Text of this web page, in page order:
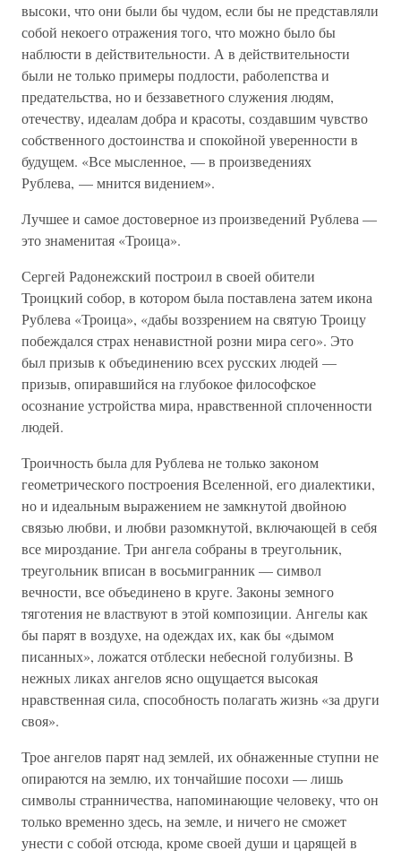
высоки, что они были бы чудом, если бы не представляли
собой некоего отражения того, что можно было бы
наблюсти в действительности. А в действительности
были не только примеры подлости, раболепства и
предательства, но и беззаветного служения людям,
отечеству, идеалам добра и красоты, создавшим чувство
собственного достоинства и спокойной уверенности в
будущем. «Все мысленное, — в произведениях
Рублева, — мнится видением».
Лучшее и самое достоверное из произведений Рублева —
это знаменитая «Троица».
Сергей Радонежский построил в своей обители
Троицкий собор, в котором была поставлена затем икона
Рублева «Троица», «дабы воззрением на святую Троицу
побеждался страх ненавистной розни мира сего». Это
был призыв к объединению всех русских людей —
призыв, опиравшийся на глубокое философское
осознание устройства мира, нравственной сплоченности
людей.
Троичность была для Рублева не только законом
геометрического построения Вселенной, его диалектики,
но и идеальным выражением не замкнутой двойною
связью любви, и любви разомкнутой, включающей в себя
все мироздание. Три ангела собраны в треугольник,
треугольник вписан в восьмигранник — символ
вечности, все объединено в круге. Законы земного
тяготения не властвуют в этой композиции. Ангелы как
бы парят в воздухе, на одеждах их, как бы «дымом
писанных», ложатся отблески небесной голубизны. В
нежных ликах ангелов ясно ощущается высокая
нравственная сила, способность полагать жизнь «за други
своя».
Трое ангелов парят над землей, их обнаженные ступни не
опираются на землю, их тончайшие посохи — лишь
символы странничества, напоминающие человеку, что он
только временно здесь, на земле, и ничего не сможет
унести с собой отсюда, кроме своей души и царящей в